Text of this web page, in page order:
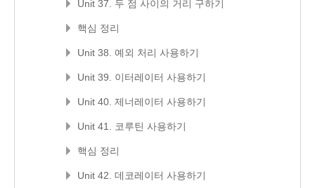
Unit 37. 두 점 사이의 거리 구하기
핵심 정리
Unit 38. 예외 처리 사용하기
Unit 39. 이터레이터 사용하기
Unit 40. 제너레이터 사용하기
Unit 41. 코루틴 사용하기
핵심 정리
Unit 42. 데코레이터 사용하기